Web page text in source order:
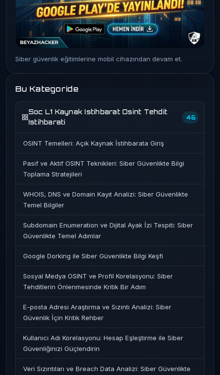
Siber güvenlik eğitimlerine mobil cihazından devam et.
Bu Kategoride
Soc L1 Kaynak Istihbarat Osint Tehdit
Istihbarati
46
OSINT Temelleri: Açık Kaynak İstihbarata Giriş
Pasif ve Aktif OSINT Teknikleri: Siber Güvenlikte Bilgi
Toplama Stratejileri
WHOIS, DNS ve Domain Kayıt Analizi: Siber Güvenlikte
Temel Bilgiler
Subdomain Enumeration ve Dijital Ayak İzi Tespiti: Siber
Güvenlikte Temel Adımlar
Google Dorking ile Siber Güvenlikte Bilgi Keşfi
Sosyal Medya OSINT ve Profil Korelasyonu: Siber
Tehditlerin Önlenmesinde Kritik Bir Adım
E-posta Adresi Araştırma ve Sızıntı Analizi: Siber
Güvenlik İçin Kritik Rehber
Kullanıcı Adı Korelasyonu: Hesap Eşleştirme ile Siber
Güvenliğinizi Güçlendirin
Veri Sızıntıları ve Breach Data Analizi: Siber Güvenlikte